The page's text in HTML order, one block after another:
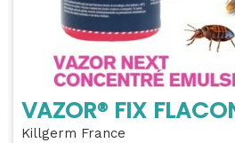
VAZOR® FIX
Killgerm France